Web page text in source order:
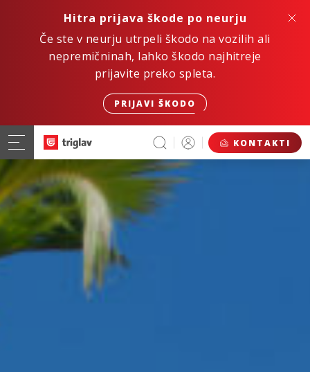
Hitra prijava škode po neurju
Če ste v neurju utrpeli škodo na vozilih ali
nepremičninah, lahko škodo najhitreje
prijavite preko spleta.
PRIJAVI ŠKODO
KONTAKTI